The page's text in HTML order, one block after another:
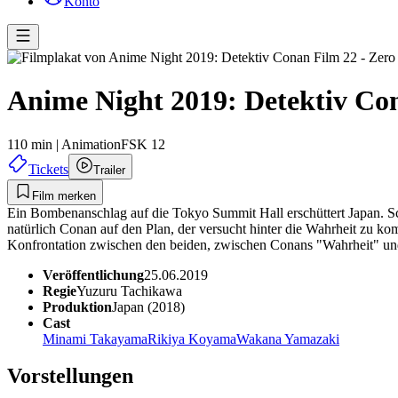
Anime Night 2019: Detektiv
110 min | AnimationFSK 12
Tickets
Trailer
Film merken
Ein Bombenanschlag auf die Tokyo Summit Hall erschüttert Japan.
natürlich Conan auf den Plan, der versucht hinter die Wahrheit zu
Konfrontation zwischen den beiden, zwischen Conans "Wahrheit"
Veröffentlichung25.06.2019
RegieYuzuru Tachikawa
ProduktionJapan (2018)
Cast
Minami TakayamaRikiya KoyamaWakana Yamazaki
Vorstellungen